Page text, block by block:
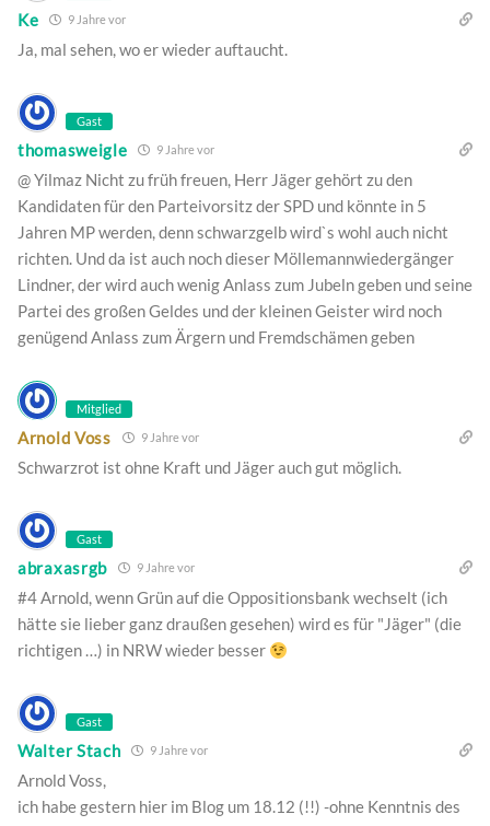
Ke 9 Jahre vor
Ja, mal sehen, wo er wieder auftaucht.
Gast
thomasweigle 9 Jahre vor
@ Yilmaz Nicht zu früh freuen, Herr Jäger gehört zu den
Kandidaten für den Parteivorsitz der SPD und könnte in 5
Jahren MP werden, denn schwarzgelb wird`s wohl auch nicht
richten. Und da ist auch noch dieser Möllemannwiedergänger
Lindner, der wird auch wenig Anlass zum Jubeln geben und seine
Partei des großen Geldes und der kleinen Geister wird noch
genügend Anlass zum Ärgern und Fremdschämen geben
Mitglied
Arnold Voss 9 Jahre vor
Schwarzrot ist ohne Kraft und Jäger auch gut möglich.
Gast
abraxasrgb 9 Jahre vor
#4 Arnold, wenn Grün auf die Oppositionsbank wechselt (ich
hätte sie lieber ganz draußen gesehen) wird es für "Jäger" (die
richtigen …) in NRW wieder besser
Gast
Walter Stach 9 Jahre vor
Arnold Voss,
ich habe gestern hier im Blog um 18.12 (!!) -ohne Kenntnis des